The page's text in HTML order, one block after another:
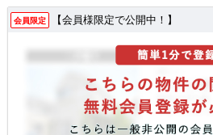
会員限定 【会員様限定で公開中！】